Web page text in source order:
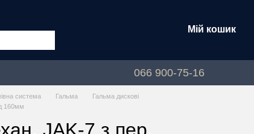
Мій кошик
066 900-75-16
система Гальма
Гальма дискові
160мм